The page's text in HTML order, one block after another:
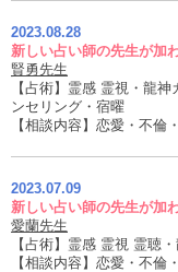
2023.08.28
新しい占い師の先生が加
賢勇先生
【占術】霊感 霊視・龍
ンセリング・宿曜
【相談内容】恋愛・不
2023.07.09
新しい占い師の先生が加
愛蘭先生
【占術】霊感 霊視 霊聴
【相談内容】恋愛・不